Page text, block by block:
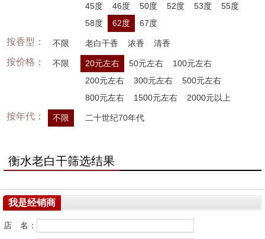
45度
46度 50度 52度 53度
55度
58度
62度 67度
按香型： 不限 老白干香 浓香 清香
按价格： 不限 20元左右 50元左右
100元左右
200元左右
300元左右
500元左右
800元左右
1500元左右 2000元以上
按年代： 不限 二十世纪70年代
衡水老白干筛选结果
我是经销商
店 名：